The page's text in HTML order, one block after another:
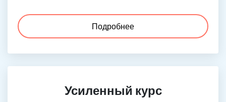
Подробнее
Усиленный курс